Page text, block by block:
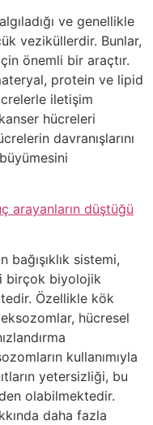
ve genellikle
veziküllerdir. Bunlar,
önemli bir araçtır.
protein ve lipid
iletişim
hücreleri
davranışlarını
arayanların düştüğü
bağışıklık sistemi,
birçok biyolojik
Özellikle kök
hücresel
kullanımıyla
yetersizliği, bu
olabilmektedir.
daha fazla